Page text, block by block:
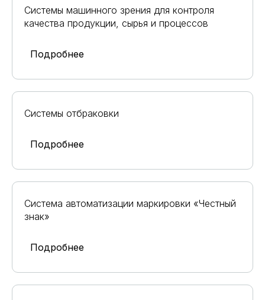
Системы машинного зрения для контроля
качества продукции, сырья и процессов
Подробнее
Системы отбраковки
Подробнее
Система автоматизации маркировки «Честный
знак»
Подробнее